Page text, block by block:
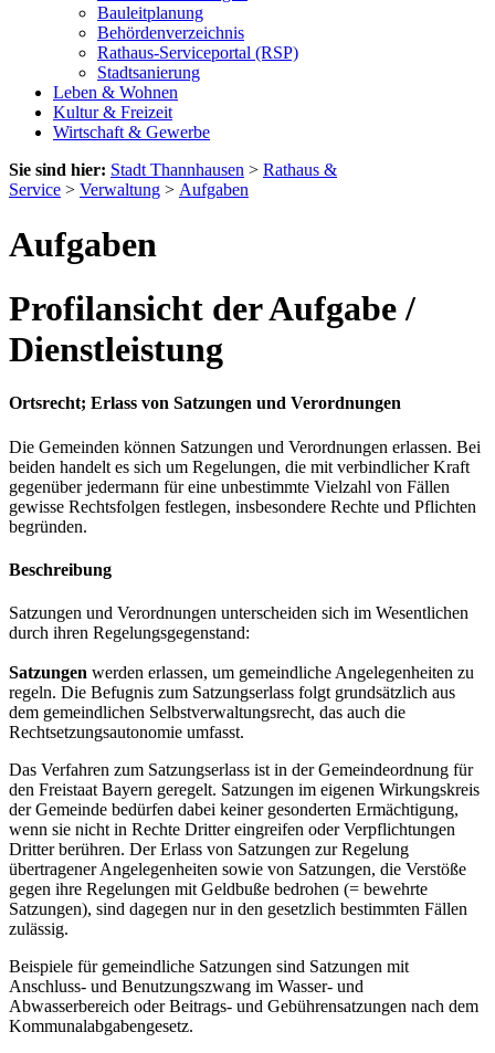
Bauleitplanung
Behördenverzeichnis
Rathaus-Serviceportal (RSP)
Stadtsanierung
Leben & Wohnen
Kultur & Freizeit
Wirtschaft & Gewerbe
Sie sind hier: Stadt Thannhausen > Rathaus &
Service > Verwaltung > Aufgaben
Aufgaben
Profilansicht der Aufgabe /
Dienstleistung
Ortsrecht; Erlass von Satzungen und Verordnungen
Die Gemeinden können Satzungen und Verordnungen erlassen. Bei
beiden handelt es sich um Regelungen, die mit verbindlicher Kraft
gegenüber jedermann für eine unbestimmte Vielzahl von Fällen
gewisse Rechtsfolgen festlegen, insbesondere Rechte und Pflichten
begründen.
Beschreibung
Satzungen und Verordnungen unterscheiden sich im Wesentlichen
durch ihren Regelungsgegenstand:
Satzungen werden erlassen, um gemeindliche Angelegenheiten zu
regeln. Die Befugnis zum Satzungserlass folgt grundsätzlich aus
dem gemeindlichen Selbstverwaltungsrecht, das auch die
Rechtsetzungsautonomie umfasst.
Das Verfahren zum Satzungserlass ist in der Gemeindeordnung für
den Freistaat Bayern geregelt. Satzungen im eigenen Wirkungskreis
der Gemeinde bedürfen dabei keiner gesonderten Ermächtigung,
wenn sie nicht in Rechte Dritter eingreifen oder Verpflichtungen
Dritter berühren. Der Erlass von Satzungen zur Regelung
übertragener Angelegenheiten sowie von Satzungen, die Verstöße
gegen ihre Regelungen mit Geldbuße bedrohen (= bewehrte
Satzungen), sind dagegen nur in den gesetzlich bestimmten Fällen
zulässig.
Beispiele für gemeindliche Satzungen sind Satzungen mit
Anschluss- und Benutzungszwang im Wasser- und
Abwasserbereich oder Beitrags- und Gebührensatzungen nach dem
Kommunalabgabengesetz.